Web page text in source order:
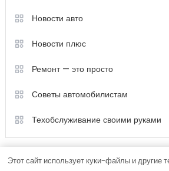
Новости авто
Новости плюс
Ремонт — это просто
Советы автомобилистам
Техобслуживание своими руками
Этот сайт использует куки-файлы и другие